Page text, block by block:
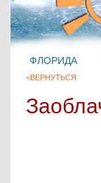
ФЛОРИДА
<ВЕРНУТЬСЯ